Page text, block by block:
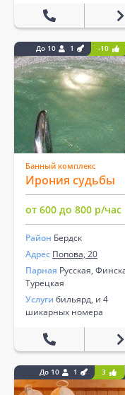
До 10 1 -10
Банный комплекс
Ирония судьбы
от 600 до 800 р/час
Район Бердск
Адрес Попова, 20
Парная Русская,
Турецкая
Услуги бильярд, и 4
шикарных номера
До 10 1 3